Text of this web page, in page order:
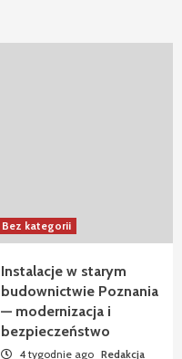
Bez kategorii
Instalacje w starym
budownictwie Poznania
— modernizacja i
bezpieczeństwo
4 tygodnie ago Redakcja